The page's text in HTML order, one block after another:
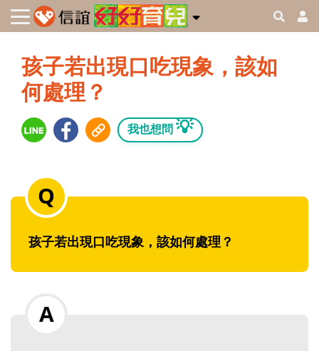
孩子若出現口吃現象，該如
何處理？
我也想問 💡
孩子若出現口吃現象，該如何處理？